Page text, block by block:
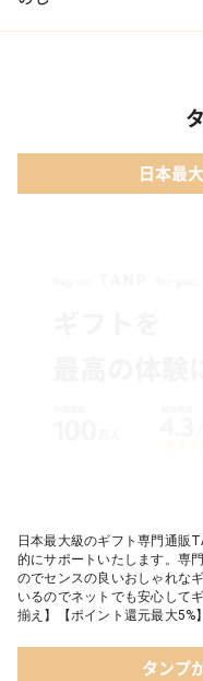
日本最
日本最大級のギフト専門通販
的にサポートいたします。専
のでセンスの良いおしゃれな
いるのでネットでも安心して
揃え】【ポイント還元最大5%
タンプ